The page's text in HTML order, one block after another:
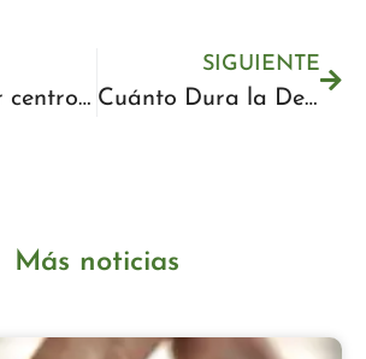
Cómo elegir centro de depilación con cera en Málaga
SIGUIENTE
Cuánto Dura la Depilación con Cera: Duración y Consejos para Prolongarla
Más noticias